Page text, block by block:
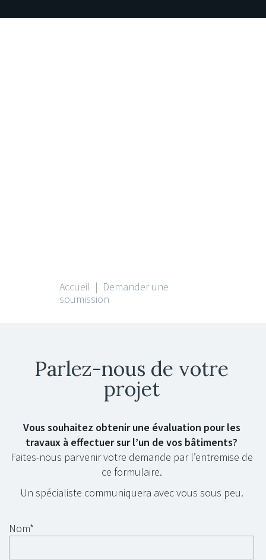
Accueil | Demander une
soumission
Parlez-nous de votre
projet
Vous souhaitez obtenir une évaluation pour les
travaux à effectuer sur l’un de vos bâtiments?
Faites-nous parvenir votre demande par l’entremise de
ce formulaire.
Un spécialiste communiquera avec vous sous peu.
Nom*